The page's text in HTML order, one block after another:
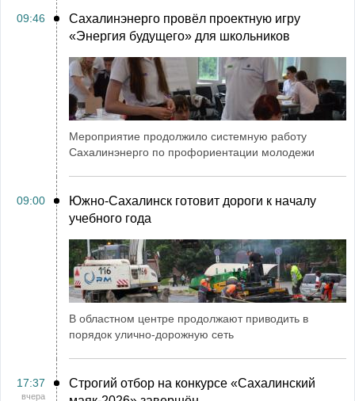
09:46
Сахалинэнерго провёл проектную игру
«Энергия будущего» для школьников
Мероприятие продолжило системную работу
Сахалинэнерго по профориентации молодежи
09:00
Южно-Сахалинск готовит дороги к началу
учебного года
В областном центре продолжают приводить в
порядок улично-дорожную сеть
17:37
вчера
Строгий отбор на конкурсе «Сахалинский